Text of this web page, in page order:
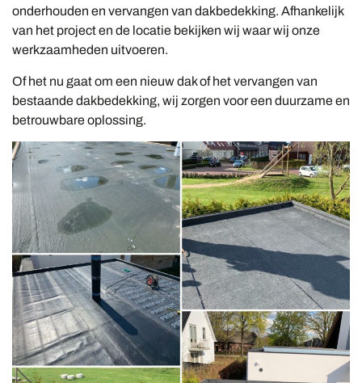
onderhouden en vervangen van dakbedekking. Afhankelijk
van het project en de locatie bekijken wij waar wij onze
werkzaamheden uitvoeren.
Of het nu gaat om een nieuw dak of het vervangen van
bestaande dakbedekking, wij zorgen voor een duurzame en
betrouwbare oplossing.